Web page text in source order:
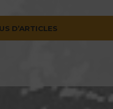
D’ARTICLES